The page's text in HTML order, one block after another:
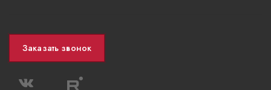
Заказать звонок